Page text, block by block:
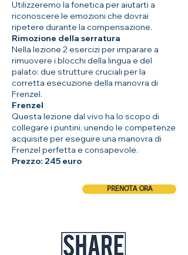
Utilizzeremo la fonetica per aiutarti a
riconoscere le emozioni che dovrai
ripetere durante la compensazione.
Rimozione della serratura
Nella lezione 2 esercizi per imparare a
rimuovere i blocchi della lingua e del
palato: due strutture cruciali per la
corretta esecuzione della manovra di
Frenzel.
Frenzel
Questa lezione dal vivo ha lo scopo di
collegare i puntini, unendo le competenze
acquisite per eseguire una manovra di
Frenzel perfetta e consapevole.
Prezzo: 245 euro
PRENOTA ORA